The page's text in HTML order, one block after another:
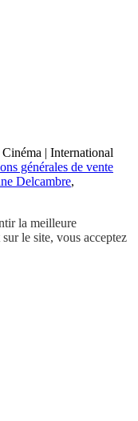
| International
générales de vente
Delcambre,
la meilleure
le site, vous acceptez